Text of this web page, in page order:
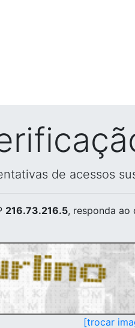
de acessos
216.73.216.5, responda ao
[trocar